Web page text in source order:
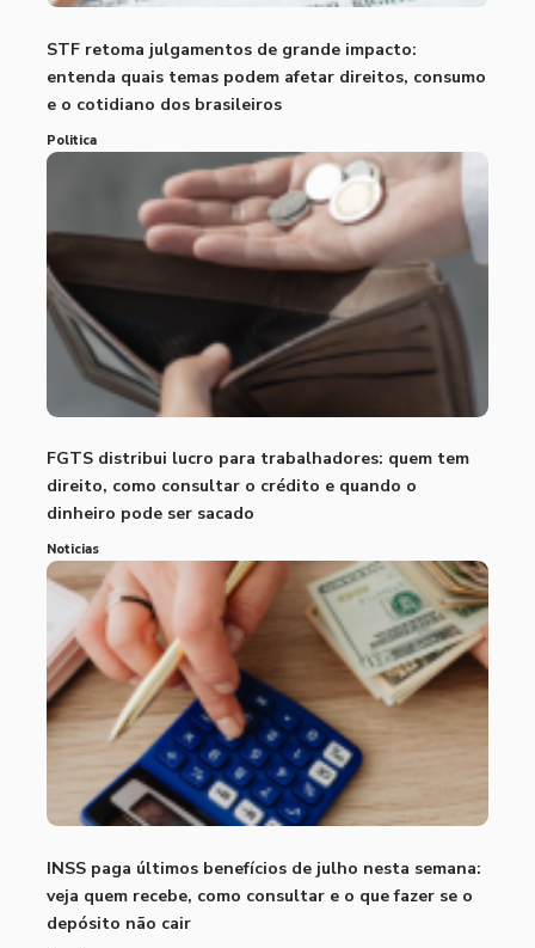
STF retoma julgamentos de grande impacto:
entenda quais temas podem afetar direitos, consumo
e o cotidiano dos brasileiros
Politica
FGTS distribui lucro para trabalhadores: quem tem
direito, como consultar o crédito e quando o
dinheiro pode ser sacado
Noticias
INSS paga últimos benefícios de julho nesta semana:
veja quem recebe, como consultar e o que fazer se o
depósito não cair